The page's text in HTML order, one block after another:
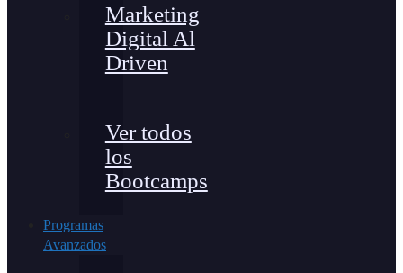
Marketing
Digital Al
Driven
Ver todos
los
Bootcamps
Programas
Avanzados